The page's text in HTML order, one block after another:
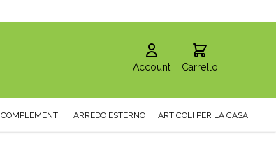
Account Carrello
COMPLEMENTI ARREDO ESTERNO ARTICOLI PER LA CASA